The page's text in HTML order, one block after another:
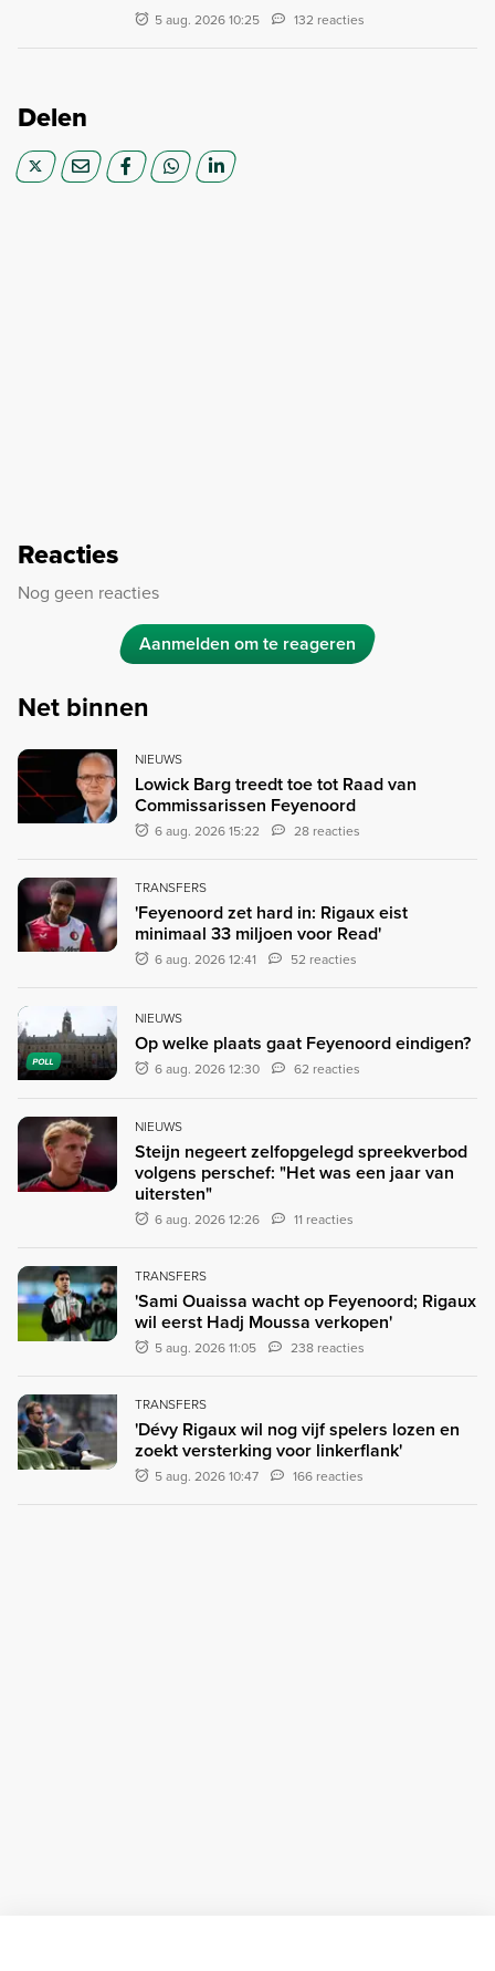
5 aug. 2026 10:25 132 reacties
Delen
Reacties
Nog geen reacties
Aanmelden om te reageren
Net binnen
NIEUWS
Lowick Barg treedt toe tot Raad van
Commissarissen Feyenoord
6 aug. 2026 15:22 28 reacties
TRANSFERS
'Feyenoord zet hard in: Rigaux eist
minimaal 33 miljoen voor Read'
6 aug. 2026 12:41 52 reacties
POLL
NIEUWS
Op welke plaats gaat Feyenoord eindigen?
6 aug. 2026 12:30 62 reacties
NIEUWS
Steijn negeert zelfopgelegd spreekverbod
volgens perschef: "Het was een jaar van
uitersten"
6 aug. 2026 12:26 11 reacties
TRANSFERS
'Sami Ouaissa wacht op Feyenoord; Rigaux
wil eerst Hadj Moussa verkopen'
5 aug. 2026 11:05 238 reacties
TRANSFERS
'Dévy Rigaux wil nog vijf spelers lozen en
zoekt versterking voor linkerflank'
5 aug. 2026 10:47 166 reacties